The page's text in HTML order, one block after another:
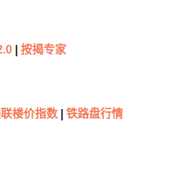
| 按揭专家
楼价指数| 铁路盘行情